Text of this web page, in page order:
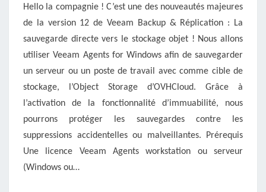
Hello la compagnie ! C’est une des nouveautés majeures
de la version 12 de Veeam Backup & Réplication : La
sauvegarde directe vers le stockage objet ! Nous allons
utiliser Veeam Agents for Windows afin de sauvegarder
un serveur ou un poste de travail avec comme cible de
stockage, l’Object Storage d’OVHCloud. Grâce à
l’activation de la fonctionnalité d’immuabilité, nous
pourrons protéger les sauvegardes contre les
suppressions accidentelles ou malveillantes. Prérequis
Une licence Veeam Agents workstation ou serveur
(Windows ou…